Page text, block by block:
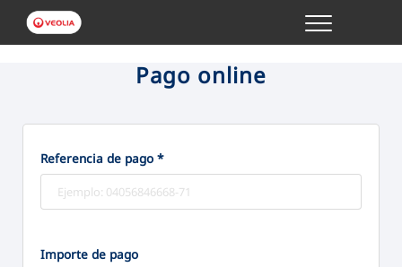
Menu
GESTIONES ONLINE
TU SERVICIO
VER TODAS LAS GESTIONES
TU AGUA
Pago online
Referencia de pago *
Importe de pago